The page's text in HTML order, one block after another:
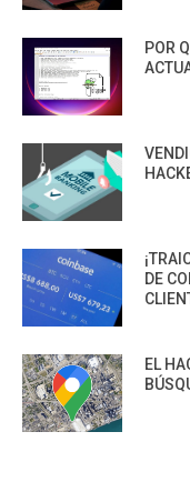
POR
DE
EL